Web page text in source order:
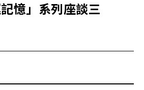
記憶」系列座談三